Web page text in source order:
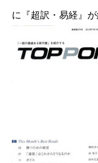
に『超訳・易経』が